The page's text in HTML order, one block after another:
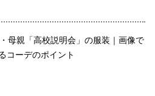
母親「高校説明会」の服装｜画像で
コーデのポイント